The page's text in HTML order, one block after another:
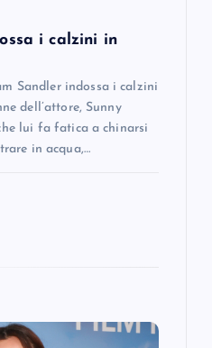
i calzini in
Sandler indossa i calzini
dell’attore, Sunny
lui fa fatica a chinarsi
in acqua,…